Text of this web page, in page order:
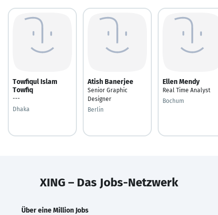
Towfiqul Islam
Towfiq
---
Dhaka
Atish Banerjee
Senior Graphic
Designer
Berlin
Ellen Mendy
Real Time Analyst
Bochum
XING – Das Jobs-Netzwerk
Über eine Million Jobs